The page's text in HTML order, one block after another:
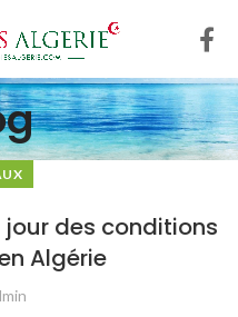
jour des conditions
Algérie